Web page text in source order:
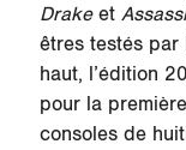
Drake et
êtres testés par
haut, l’édition
pour la
consoles de